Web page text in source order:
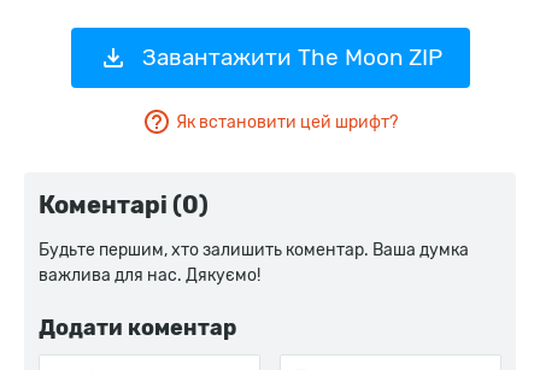
Завантажити The Moon ZIP
Як встановити цей шрифт?
Коментарі (0)
Будьте першим, хто залишить коментар. Ваша думка
важлива для нас. Дякуємо!
Додати коментар